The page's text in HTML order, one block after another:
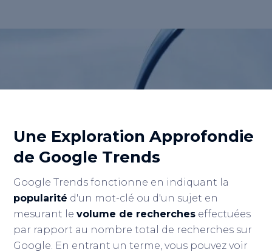
Une Exploration Approfondie
de Google Trends
Google Trends fonctionne en indiquant la
popularité d'un mot-clé ou d'un sujet en
mesurant levolume de recherches effectuées
par rapport au nombre total de recherches sur
Google. En entrant un terme, vous pouvez voir